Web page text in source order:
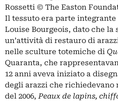
Rossetti © The Easton
Il tessuto era parte
Louise Bourgeois, dato che la
un’attività di restauro di
nelle sculture totemiche di
Quaranta, che
12 anni aveva iniziato a
degli arazzi che richiedevano
del 2006,Peaux de lapins,